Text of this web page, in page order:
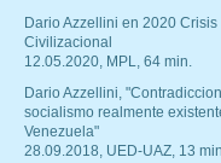
Dario Azzellini en 2020 Crisis
Civilizacional
12.05.2020, MPL, 64 min.
Dario Azzellini,
socialismo realmente
Venezuela"
28.09.2018, UED-UAZ, 13